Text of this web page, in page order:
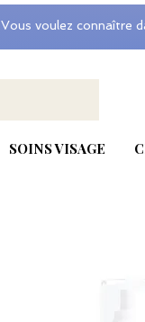
Vous voulez connaître
SOINS VISAGE